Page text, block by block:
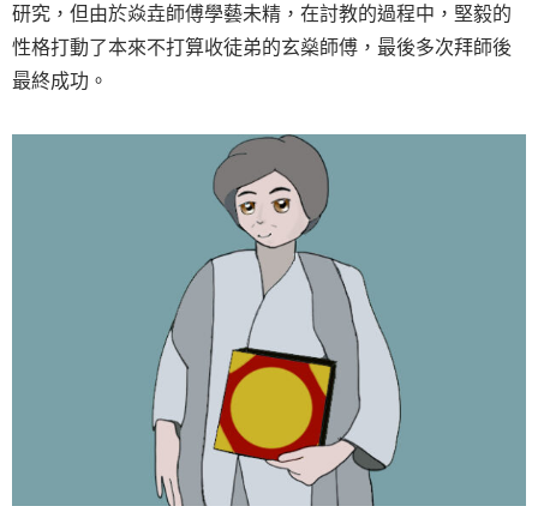
研究，但由於焱垚師傅學藝未精，在討教的過程中，堅毅的
性格打動了本來不打算收徒弟的玄燊師傅，最後多次拜師後
最終成功。